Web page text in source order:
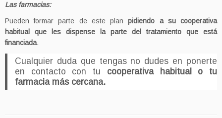
Las farmacias:
Pueden formar parte de este planpidiendo a su cooperativa
habitual que les dispense la parte del tratamiento que está
financiada.
Cualquier duda que tengas no dudes en ponerte
en contacto con tu cooperativa habitual o tu
farmacia más cercana.